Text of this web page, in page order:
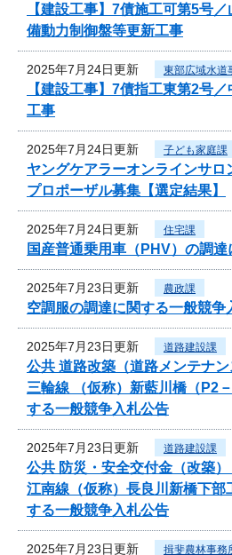
【建設工事】7債施工可第5号
備動力制御盤等更新工事
2025年7月24日更新 東部広域水道
【建設工事】7債指工東第2号
工事
2025年7月24日更新 子ども家庭課
ヤングケアラーオンラインサロ
プロポーザル募集【選定結果】
2025年7月24日更新 住宅課
国産普通乗用車（PHV）の調達
2025年7月23日更新 農政課
空調服の調達に関する一般競争
2025年7月23日更新 道路建設課
公共 道路改築（道路メンテナ
三輪線 （仮称）新藍川橋（P2
する一般競争入札公告
2025年7月23日更新 道路建設課
公共 防災・安全交付金（改築
江南線（仮称）長良川新橋下部
する一般競争入札公告
2025年7月23日更新 揖斐農林事務